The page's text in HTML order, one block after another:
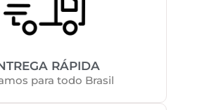
RÁPIDA
para todo Brasil